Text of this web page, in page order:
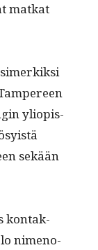
matkat
yliopis­
sekään
kon­tak­
nimeno­